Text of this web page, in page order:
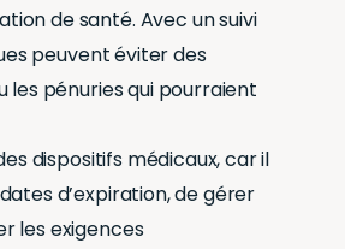
de santé. Avec un suivi
peuvent éviter des
les pénuries qui pourraient
dispositifs médicaux, car il
d’expiration, de gérer
les exigences